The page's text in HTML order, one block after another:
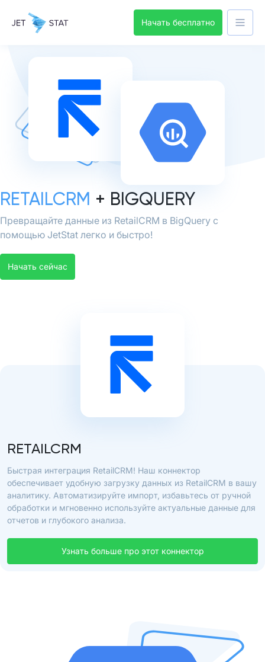
Начать бесплатно
RETAILCRM + BIGQUERY
Превращайте данные из RetailCRM в BigQuery с
помощью JetStat легко и быстро!
Начать сейчас
RETAILCRM
Быстрая интеграция RetailCRM! Наш коннектор
обеспечивает удобную загрузку данных из RetailCRM в вашу
аналитику. Автоматизируйте импорт, избавьтесь от ручной
обработки и мгновенно используйте актуальные данные для
отчетов и глубокого анализа.
Узнать больше про этот коннектор